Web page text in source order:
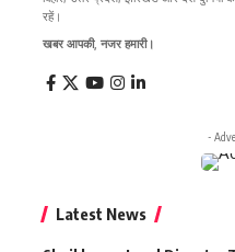
रहें।
खबर आपकी, नजर हमारी।
-
Latest News